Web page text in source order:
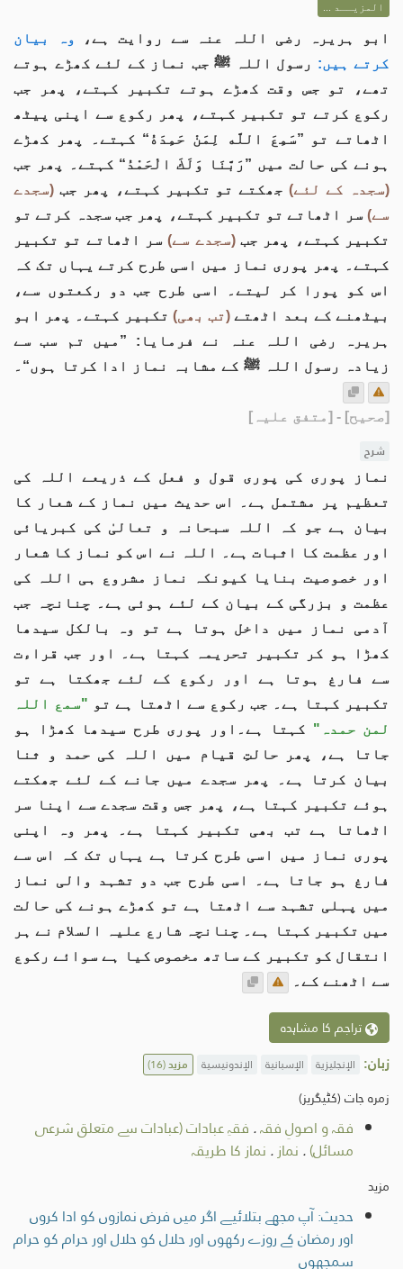
المزيــد ...
ابو ہریرہ رضی اللہ عنہ سے روایت ہے،
وہ بیان
کرتے ہیں: رسول اللہ ﷺ جب نماز کے لئے کھڑے ہوتے
تھے، تو جس وقت کھڑے ہوتے تکبیر کہتے، پھر جب
رکوع کرتے تو تکبیر کہتے، پھر رکوع سے اپنی پیٹھ
اٹھاتے تو ”سَمِعَ اللَّه لِمَنْ حَمِدَهُ“ کہتے۔ پھر کھڑے
ہونے کی حالت میں ”رَبَّنَا وَلَكَ الْحَمْدُ“ کہتے۔ پھر جب
(سجدہ کے لئے)جھکتے تو تکبیر کہتے، پھر جب (سجدے
سے) سر اٹھاتے تو تکبیر کہتے، پھر جب سجدہ کرتے تو
تکبیر کہتے، پھر جب(سجدے سے)سر اٹھاتے تو تکبیر
کہتے۔ پھر پوری نماز میں اسی طرح کرتے یہاں تک کہ
اس کو پورا کر لیتے۔ اسی طرح جب دو رکعتوں سے،
بیٹھنے کے بعد اٹھتے (تب بھی) تکبیر کہتے۔ پھر ابو
ہریرہ رضی اللہ عنہ نے فرمایا: ”میں تم سب سے
زیادہ رسول اللہ ﷺ کے مشابہ نماز ادا کرتا ہوں“۔
[صحیح] - [متفق علیہ]
شرح
نماز پوری کی پوری قول و فعل کے ذریعے اللہ کی
تعظیم پر مشتمل ہے۔ اس حدیث میں نماز کے شعار کا
بیان ہے جو کہ اللہ سبحانہ و تعالیٰ کی کبریائی
اور عظمت کا اثبات ہے۔ اللہ نے اس کو نماز کا شعار
اور خصوصیت بنایا کیونکہ نماز مشروع ہی اللہ کی
عظمت و بزرگی کے بیان کے لئے ہوئی ہے۔ چنانچہ جب
آدمی نماز میں داخل ہوتا ہے تو وہ بالکل سیدھا
کھڑا ہو کر تکبیر تحریمہ کہتا ہے۔ اور جب قراءت
سے فارغ ہوتا ہے اور رکوع کے لئے جھکتا ہے تو
تکبیر کہتا ہے۔ جب رکوع سے اٹھتا ہے تو "سمع اللہ
لمن حمدہ" کہتا ہے۔اور پوری طرح سیدھا کھڑا ہو
جاتا ہے، پھر حالتِ قیام میں اللہ کی حمد و ثنا
بیان کرتا ہے۔ پھر سجدے میں جانے کے لئے جھکتے
ہوئے تکبیر کہتا ہے، پھر جس وقت سجدے سے اپنا سر
اٹھاتا ہے تب بھی تکبیر کہتا ہے۔ پھر وہ اپنی
پوری نماز میں اسی طرح کرتا ہے یہاں تک کہ اس سے
فارغ ہو جاتا ہے۔ اسی طرح جب دو تشہد والی نماز
میں پہلی تشہد سے اٹھتا ہے تو کھڑے ہونے کی حالت
میں تکبیر کہتا ہے۔ چنانچہ شارع علیہ السلام نے ہر
انتقال کو تکبیر کے ساتھ مخصوص کیا ہے سوائے رکوع
سے اٹھنے کے۔
تراجم کا مشاہدہ
زبان: الإنجليزية الإسبانية الإندونيسية مزید(16)
زمرہ جات (کٹیگریز)
فقہ و اصولِ فقہ. فقہِ عبادات (عبادات سے متعلق شرعی
مسائل). نماز . نماز کا طریقہ
مزید
حدیث: آپ مجھے بتلائیے اگر میں فرض نمازوں کو ادا کروں
اور رمضان کے روزے رکھوں اور حلال کو حلال اور حرام کو حرام
سمجھوں